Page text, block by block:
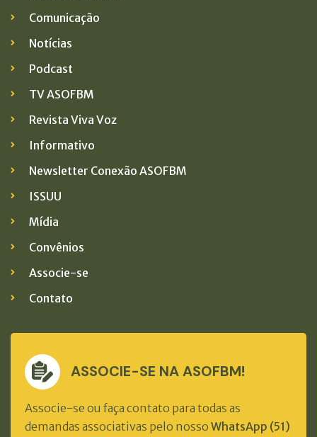
Comunicação
Notícias
Podcast
TV ASOFBM
Revista Viva Voz
Informativo
Newsletter Conexão ASOFBM
ISSUU
Mídia
Convênios
Associe-se
Contato
ASSOCIE-SE NA ASOFBM!
Associe-se ou faça contato para todas as
demandas associativas pelo nosso WhatsApp (51)